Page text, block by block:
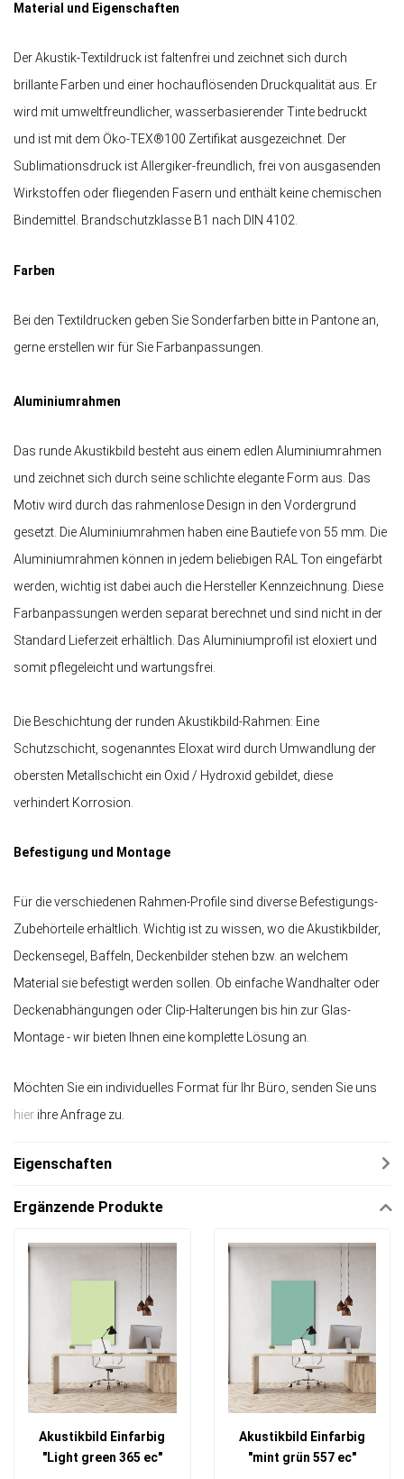
Material und Eigenschaften
Der Akustik-Textildruck ist faltenfrei und zeichnet sich durch
brillante Farben und einer hochauflösenden Druckqualität aus. Er
wird mit umweltfreundlicher, wasserbasierender Tinte bedruckt
und ist mit dem Öko-TEX®100 Zertifikat ausgezeichnet. Der
Sublimationsdruck ist Allergiker-freundlich, frei von ausgasenden
Wirkstoffen oder fliegenden Fasern und enthält keine chemischen
Bindemittel. Brandschutzklasse B1 nach DIN 4102.
Farben
Bei den Textildrucken geben Sie Sonderfarben bitte in Pantone an,
gerne erstellen wir für Sie Farbanpassungen.
Aluminiumrahmen
Das runde Akustikbild besteht aus einem edlen Aluminiumrahmen
und zeichnet sich durch seine schlichte elegante Form aus. Das
Motiv wird durch das rahmenlose Design in den Vordergrund
gesetzt. Die Aluminiumrahmen haben eine Bautiefe von 55 mm. Die
Aluminiumrahmen können in jedem beliebigen RAL Ton eingefärbt
werden, wichtig ist dabei auch die Hersteller Kennzeichnung. Diese
Farbanpassungen werden separat berechnet und sind nicht in der
Standard Lieferzeit erhältlich. Das Aluminiumprofil ist eloxiert und
somit pflegeleicht und wartungsfrei.
Die Beschichtung der runden Akustikbild-Rahmen: Eine
Schutzschicht, sogenanntes Eloxat wird durch Umwandlung der
obersten Metallschicht ein Oxid / Hydroxid gebildet, diese
verhindert Korrosion.
Befestigung und Montage
Für die verschiedenen Rahmen-Profile sind diverse Befestigungs-
Zubehörteile erhältlich. Wichtig ist zu wissen, wo die Akustikbilder,
Deckensegel, Baffeln, Deckenbilder stehen bzw. an welchem
Material sie befestigt werden sollen. Ob einfache Wandhalter oder
Deckenabhängungen oder Clip-Halterungen bis hin zur Glas-
Montage - wir bieten Ihnen eine komplette Lösung an.
Möchten Sie ein individuelles Format für Ihr Büro, senden Sie uns
hier ihre Anfrage zu.
Eigenschaften
Ergänzende Produkte
Akustikbild Einfarbig
"Light green 365 ec"
Akustikbild Einfarbig
"mint grün 557 ec"